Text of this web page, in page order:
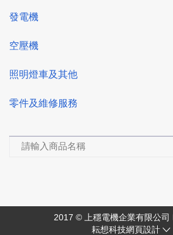
發電機
空壓機
照明燈車及其他
零件及維修服務
2017 © 上穩電機企業有限公司
耘想科技網頁設計